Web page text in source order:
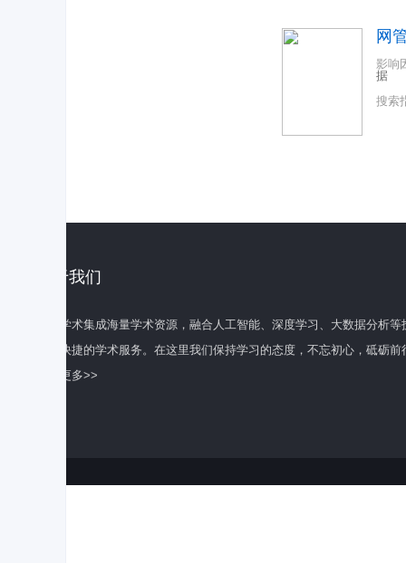
网
影响
据
搜索
关于我们
百度学术集成海量学术资源，融合人工智能、深度学习、大数据分析
全面快捷的学术服务。在这里我们保持学习的态度，不忘初心，砥砺前
了解更多>>